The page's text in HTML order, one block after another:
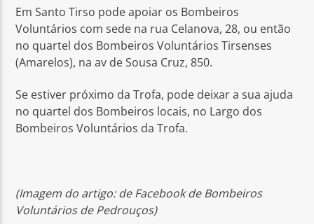
Em Santo Tirso pode apoiar os Bombeiros
Voluntários com sede na rua Celanova, 28, ou então
no quartel dos Bombeiros Voluntários Tirsenses
(Amarelos), na av de Sousa Cruz, 850.
Se estiver próximo da Trofa, pode deixar a sua ajuda
no quartel dos Bombeiros locais, no Largo dos
Bombeiros Voluntários da Trofa.
(Imagem do artigo: de Facebook de Bombeiros
Voluntários de Pedrouços)